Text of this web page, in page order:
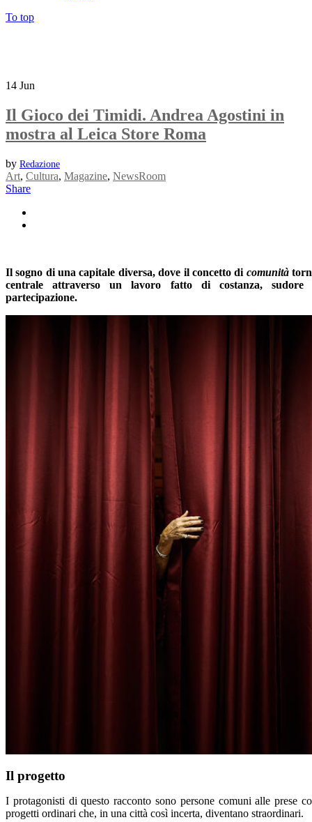
To top
14 Jun
Il Gioco dei Timidi. Andrea Agostini in
mostra al Leica Store Roma
by Redazione
Art, Cultura, Magazine, NewsRoom
Share
Il sogno di una capitale diversa, dove il concetto di comunità
centrale attraverso un lavoro fatto di costanza, sudore
partecipazione.
Il progetto
I protagonisti di questo racconto sono persone comuni alle prese
progetti ordinari che, in una città così incerta, diventano straordinari.